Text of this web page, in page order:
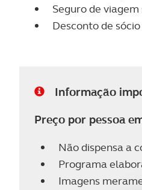
Seguro de
Desconto de sócio
Informação
Preço por pessoa
Não dispensa a
Programa
Imagens